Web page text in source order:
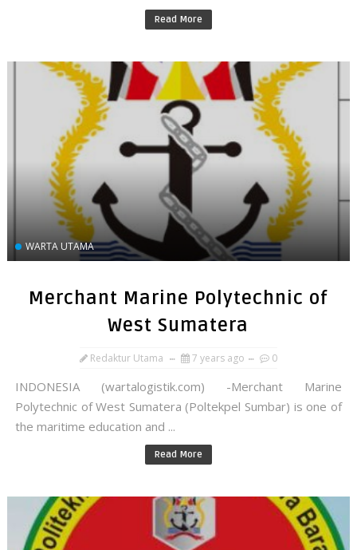
Read More
WARTA UTAMA
Merchant Marine Polytechnic of
West Sumatera
Redaktur Utama 7 years ago 0
INDONESIA (wartalogistik.com) -Merchant Marine
Polytechnic of West Sumatera (Poltekpel Sumbar) is one of
the maritime education and ...
Read More